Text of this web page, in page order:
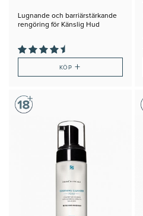
Lugnande och barriärstärkande
rengöring för Känslig Hud
KÖP+